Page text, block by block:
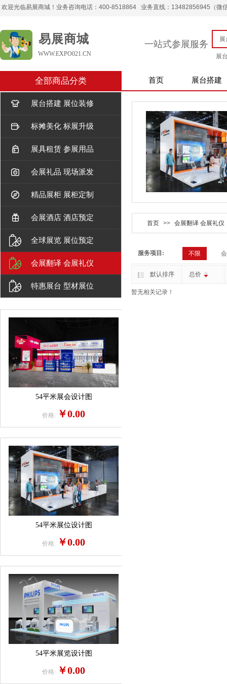
欢迎光临易展商城！业务咨询电话：400-8518864 业务直线：13482856945（微
易展商城 一站式参展服务
展
WWW.EXPO021.CN
全部商品分类 首页 展台搭建
展台搭建 展位装修
标摊美化 标展升级
展具租赁 参展用品
会展礼品 现场派发
精品展柜 展柜定制
会展酒店 酒店预定
全球展览 展位预定
会展翻译 会展礼仪
特惠展台 型材展位
首页 >> 会展翻译 会展礼仪
服务项目: 不限
默认排序 总价
暂无相关记录！
54平米展会设计图
价格: ￥0.00
54平米展位设计图
价格: ￥0.00
54平米展览设计图
价格: ￥0.00